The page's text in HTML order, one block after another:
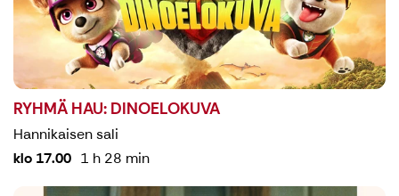
RYHMÄ HAU: DINOELOKUVA
Hannikaisen sali
klo 17.00 1 h 28 min